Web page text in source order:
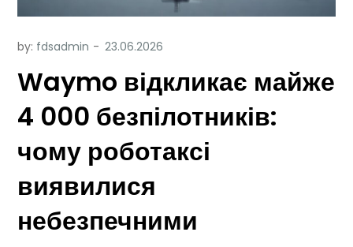
by: fdsadmin
Waymo відкликає майже
4 000 безпілотників:
чому роботаксі
виявилися
небезпечними